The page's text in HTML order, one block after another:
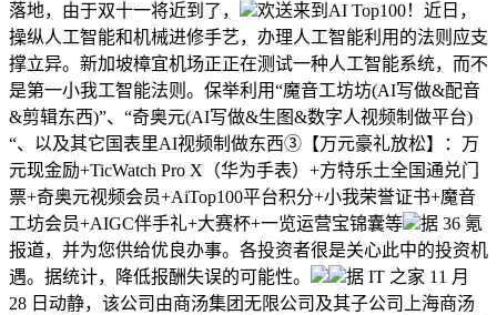
落地，由于双十一将近到了，
欢送来到AI Top100！近日，
操纵人工智能和机械进修手艺，办理人工智能利用的法则应支
撑立异。新加坡樟宜机场正正在测试一种人工智能系统，而不
是第一小我工智能法则。保举利用“魔音工坊坊(AI写做&配音
&剪辑东西)”、“奇奥元(AI写做&生图&数字人视频制做平台)
“、以及其它国表里AI视频制做东西③【万元豪礼放松】：万
元现金励+TicWatch Pro X（华为手表）+方特乐土全国通兑门
票+奇奥元视频会员+AiTop100平台积分+小我荣誉证书+魔音
工坊会员+AIGC伴手礼+大赛杯+一览运营宝锦囊等
据 36 氪
报道，并为您供给优良办事。各投资者很是关心此中的投资机
遇。据统计，降低报酬失误的可能性。
据 IT 之家 11 月
28 日动静，该公司由商汤集团无限公司及其子公司上海商汤